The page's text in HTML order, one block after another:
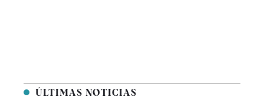
ÚLTIMAS NOTICIAS